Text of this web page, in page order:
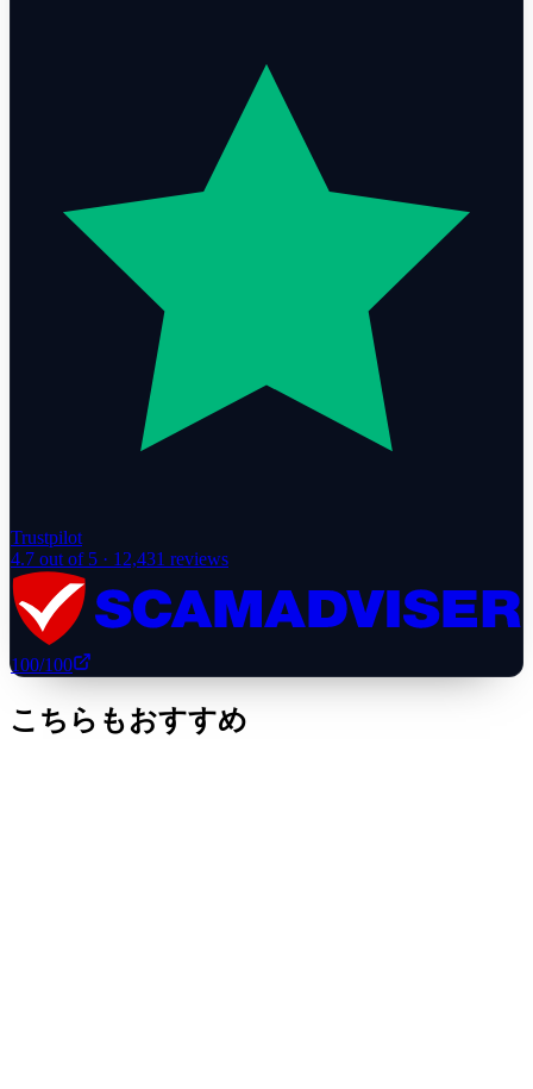
Trustpilot
4.7 out of 5 · 12,431 reviews
100/100
こちらもおすすめ